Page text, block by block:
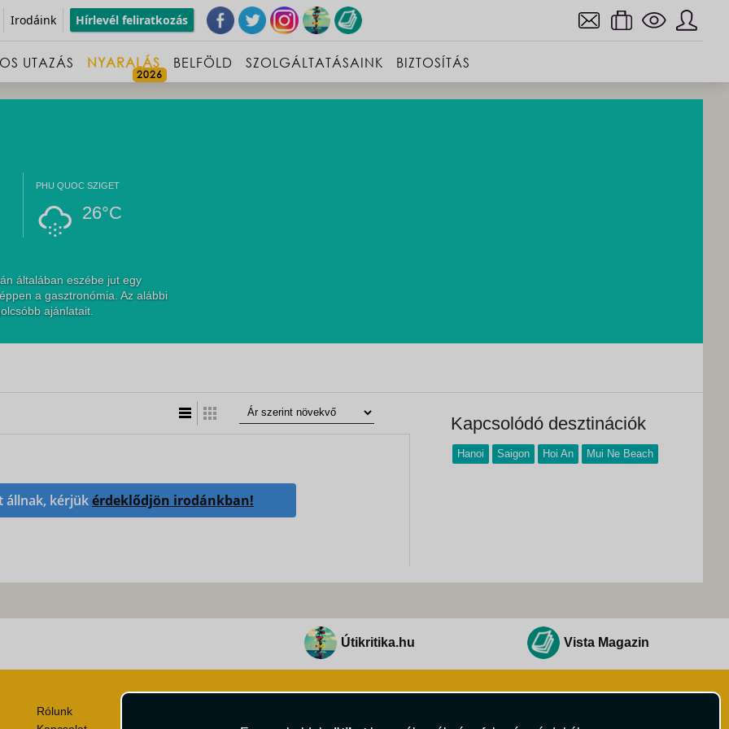
Irodáink Hírlevél feliratkozás
UTAZÁS NYARALÁS BELFÖLD SZOLGÁLTATÁSAINK BIZTOSÍTÁS
26°C
PHU QUOC SZIGET
általában eszébe jut egy
a gasztronómia. Az alábbi
ajánlatait.
állnak, kérjükérdeklődjön irodánkban!
Kapcsolódó desztinációk
Hanoi Saigon Hoi An Mui Ne Beach
Útikritika.hu Vista Magazin
Rólunk